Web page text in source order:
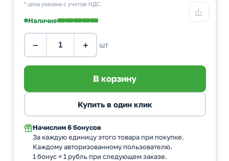
* цена указана с учетом НДС.
Наличие
− + шт
Начислим 6 бонусов
За каждую единицу этого товара при покупке.
Каждому авторизованному пользователю.
1 бонус = 1 рубль при следующем заказе.